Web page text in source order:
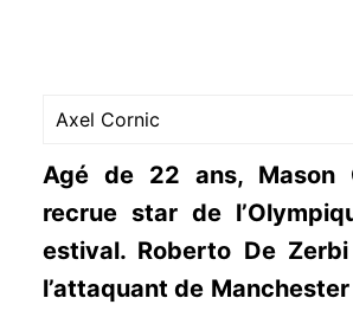
Axel Cornic
Agé de 22 ans, Mason
recrue star de
estival. Roberto De
l’attaquant de